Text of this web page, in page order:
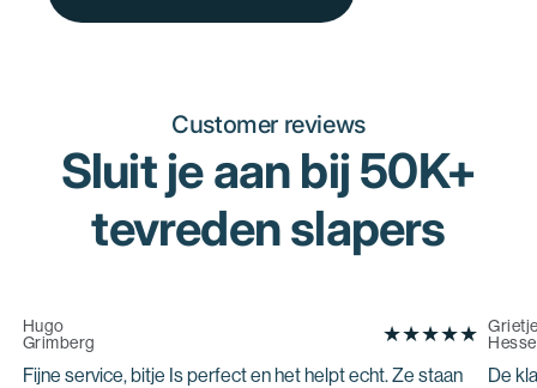
Customer reviews
Sluit je aan bij 50K+
tevreden slapers
Hugo
Grimberg
Fijne service, bitje Is perfect en het helpt echt. Ze staan
De